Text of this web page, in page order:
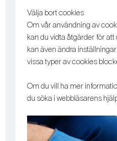
Välja bort cookies
Om vår användning av
kan du vidta åtgärder för
kan även ändra
vissa typer av cookies
Om du vill ha mer
du söka i webbläsarens